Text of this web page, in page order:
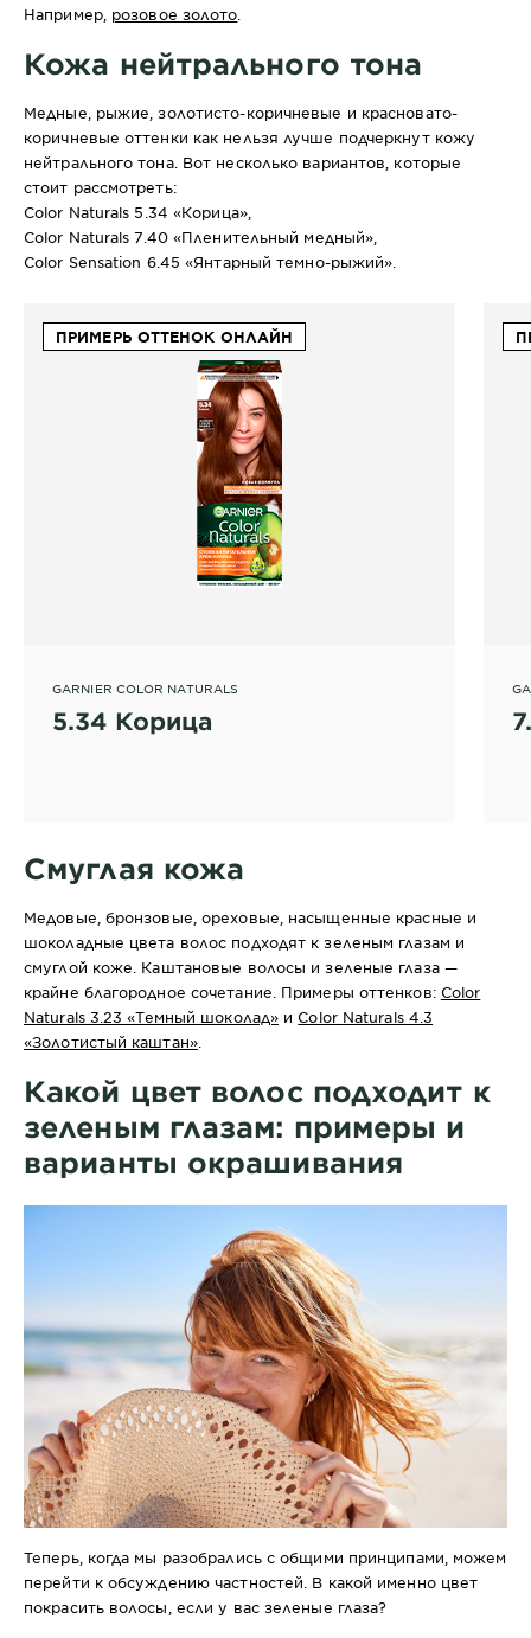
Например, розовое золото
Кожа нейтрального тона
Медные, рыжие, золотисто-коричневые и красновато-
коричневые оттенки как нельзя лучше подчеркнут кожу
нейтрального тона. Вот несколько вариантов, которые
стоит рассмотреть:
Color Naturals 5.34 «Корица»,
Color Naturals 7.40 «Пленительный медный»,
Color Sensation 6.45 «Янтарный темно-рыжий».
ПРИМЕРЬ ОТТЕНОК ОНЛАЙН
GARNIER COLOR NATURALS
5.34 Корица
Смуглая кожа
Медовые, бронзовые, ореховые, насыщенные красные и
шоколадные цвета волос подходят к зеленым глазам и
смуглой коже. Каштановые волосы и зеленые глаза —
крайне благородное сочетание. Примеры оттенков: Color
Naturals 3.23 «Темный шоколад» иColor Naturals 4.3
«Золотистый каштан».
Какой цвет волос подходит к
зеленым глазам: примеры и
варианты окрашивания
Теперь, когда мы разобрались с общими принципами, можем
перейти к обсуждению частностей. В какой именно цвет
покрасить волосы, если у вас зеленые глаза?